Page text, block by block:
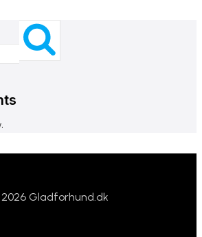
Gladforhund.dk